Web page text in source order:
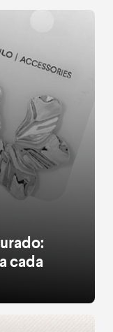
cada
o
transforme